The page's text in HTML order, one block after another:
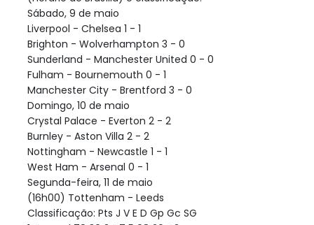
Sábado, 9 de maio
Liverpool - Chelsea 1 - 1
Brighton - Wolverhampton 3 - 0
Sunderland - Manchester United 0 - 0
Fulham - Bournemouth 0 - 1
Manchester City - Brentford 3 - 0
Domingo, 10 de maio
Crystal Palace - Everton 2 - 2
Burnley - Aston Villa 2 - 2
Nottingham - Newcastle 1 - 1
West Ham - Arsenal 0 - 1
Segunda-feira, 11 de maio
(16h00) Tottenham - Leeds
Classificação: Pts J V E D Gp Gc SG